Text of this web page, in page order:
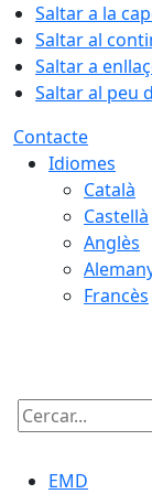
Saltar a la
Saltar al
Saltar a
Saltar al peu
Contacte
Idiomes
Català
Castellà
Anglès
Francès
Cercar:
EMD